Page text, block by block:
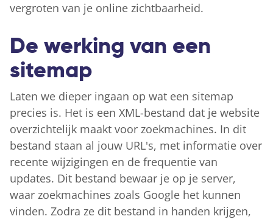
vergroten van je online zichtbaarheid.
De werking van een
sitemap
Laten we dieper ingaan op wat een sitemap
precies is. Het is een XML-bestand dat je website
overzichtelijk maakt voor zoekmachines. In dit
bestand staan al jouw URL's, met informatie over
recente wijzigingen en de frequentie van
updates. Dit bestand bewaar je op je server,
waar zoekmachines zoals Google het kunnen
vinden. Zodra ze dit bestand in handen krijgen,